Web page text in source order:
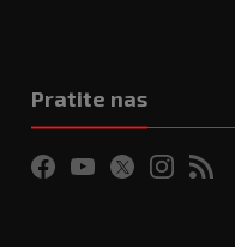
Pratite nas